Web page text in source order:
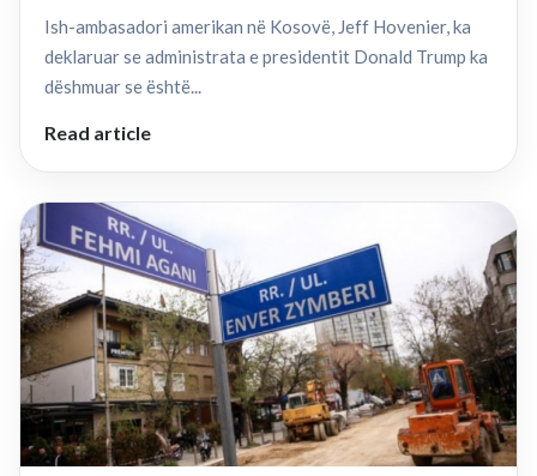
Ish-ambasadori amerikan në Kosovë, Jeff Hovenier, ka
deklaruar se administrata e presidentit Donald Trump ka
dëshmuar se është...
Read article